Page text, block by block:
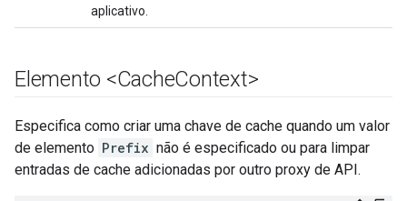
aplicativo.
Elemento <CacheContext>
Especifica como criar uma chave de cache quando um valor
de elemento Prefix não é especificado ou para limpar
entradas de cache adicionadas por outro proxy de API.